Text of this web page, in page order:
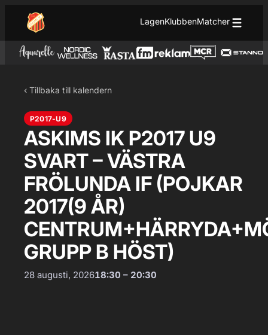
Hoppa till innehåll
LagenKlubbenMatcher
‹ Tillbaka till kalendern
P2017-U9
ASKIMS IK P2017 U9
SVART – VÄSTRA
FRÖLUNDA IF (POJKAR
2017(9 ÅR)
GRUPP B HÖST)
28 augusti, 202618:30 – 20:30